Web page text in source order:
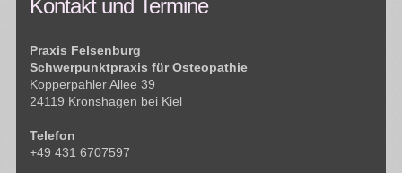
Kontakt und Termine
Praxis Felsenburg
Schwerpunktpraxis für Osteopathie
Kopperpahler Allee 39
24119 Kronshagen bei Kiel
Telefon
+49 431 6707597